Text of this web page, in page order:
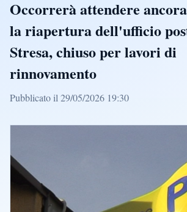
Occorrerà attendere
la riapertura dell'ufficio
Stresa, chiuso per lavori di
rinnovamento
Pubblicato il 29/05/2026 19:30